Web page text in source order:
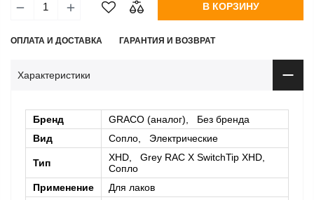
В КОРЗИНУ
ОПЛАТА И ДОСТАВКА ГАРАНТИЯ И ВОЗВРАТ
Характеристики
Бренд
GRACO (аналог), Без бренда
Вид
Сопло, Электрические
Тип
XHD, Grey RAC X SwitchTip XHD,
Сопло
Применение
Для лаков